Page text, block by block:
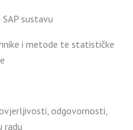
sustavu
i metode te statističke
odgovornosti,
radu